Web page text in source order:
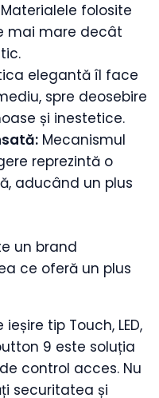
Materialele folosite
mai mare decât
elegantă îl face
spre deosebire
și inestetice.
Mecanismul
reprezintă o
aducând un plus
un brand
ce oferă un plus
tip Touch, LED,
9 este soluția
control acces. Nu
securitatea și